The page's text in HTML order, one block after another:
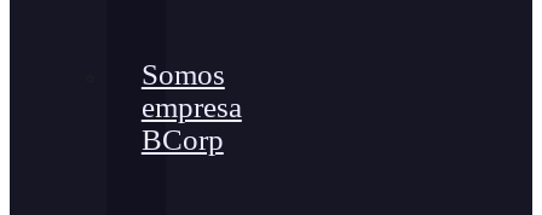
Somos
empresa
BCorp